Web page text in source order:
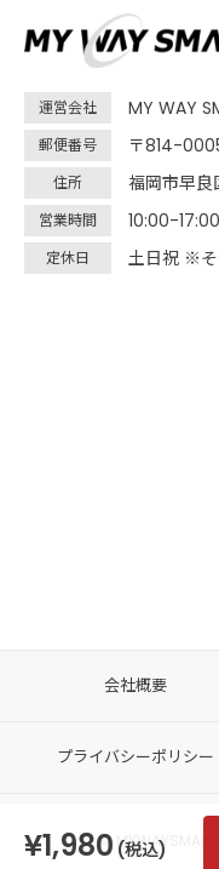
1,980
運営会社 MY WAY
郵便番号 〒814-
住所 福岡市早
営業時間 10:00-
定休日 土日祝 ※そ
会社概要
プライバシーポリシー
© MYWAYSMART